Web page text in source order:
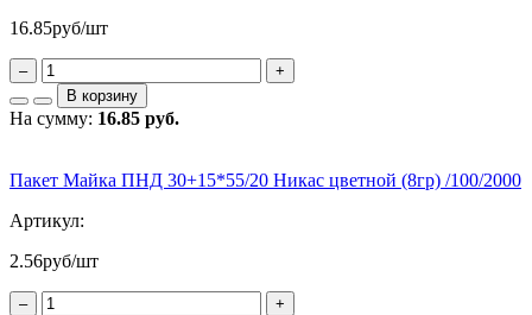
16.85руб/шт
–
+
В корзину
На сумму: 16.85 руб.
Пакет Майка ПНД 30+15*55/20 Никас цветной (8гр) /100/2000
Артикул:
2.56руб/шт
–
+